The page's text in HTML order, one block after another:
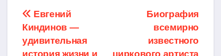
Навигация
по
Биография
всемирно
известного
циркового артиста
Евгений
Киндинов —
удивительная
история жизни и